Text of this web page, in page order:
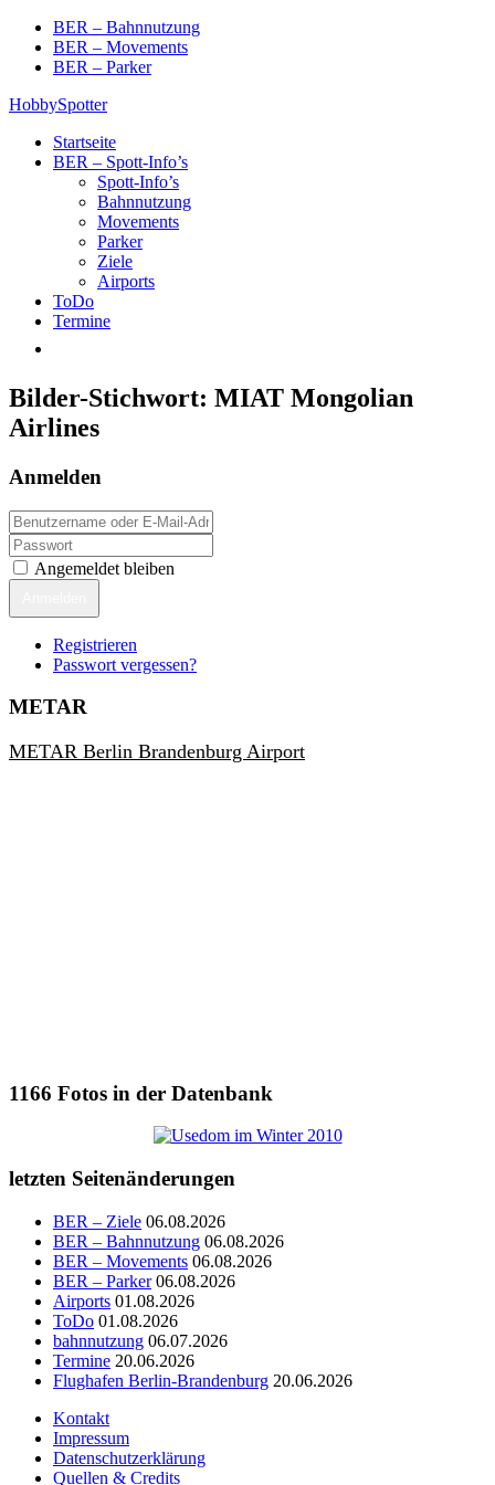
Skip
content
BER – Bahnnutzung
BER – Movements
BER – Parker
HobbySpotter
Startseite
BER – Spott-Info’s
Spott-Info’s
Bahnnutzung
Movements
Parker
Ziele
Airports
ToDo
Termine
Bilder-Stichwort: MIAT Mongolian
Airlines
Anmelden
Angemeldet bleiben
Registrieren
Passwort vergessen?
METAR
METAR Berlin Brandenburg Airport
1166 Fotos in der Datenbank
letzten Seitenänderungen
BER – Ziele 06.08.2026
BER – Bahnnutzung 06.08.2026
BER – Movements 06.08.2026
BER – Parker 06.08.2026
Airports 01.08.2026
ToDo 01.08.2026
bahnnutzung 06.07.2026
Termine 20.06.2026
Flughafen Berlin-Brandenburg 20.06.2026
Kontakt
Impressum
Datenschutzerklärung
Quellen & Credits